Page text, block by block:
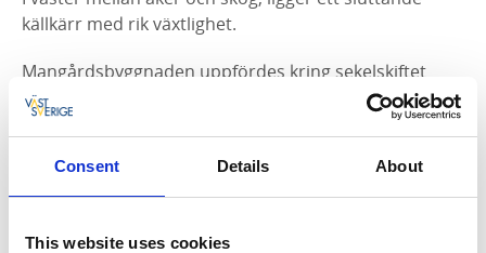
Consent Details About
This website uses cookies
källkärr med rik växtlighet.
Mangårdsbyggnaden uppfördes kring sekelskiftet
1800. Huset är en parstuga, även kallad
långloftsstuga. Byggnaden är i 1,5 våning, timrad med
uppburna med konsoller och två sittbrädor.
Därutöver välvda tak, täckta med spån. Renoveringen